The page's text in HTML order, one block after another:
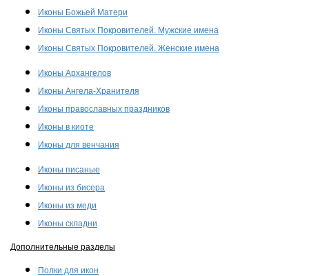
Иконы Божьей Матери
Иконы Святых Покровителей. Мужские имена
Иконы Святых Покровителей. Женские имена
Иконы Архангелов
Иконы Ангела-Хранителя
Иконы православных праздников
Иконы в киоте
Иконы для венчания
Иконы писаные
Иконы из бисера
Иконы из меди
Иконы складни
Дополнительные разделы
Полки для икон